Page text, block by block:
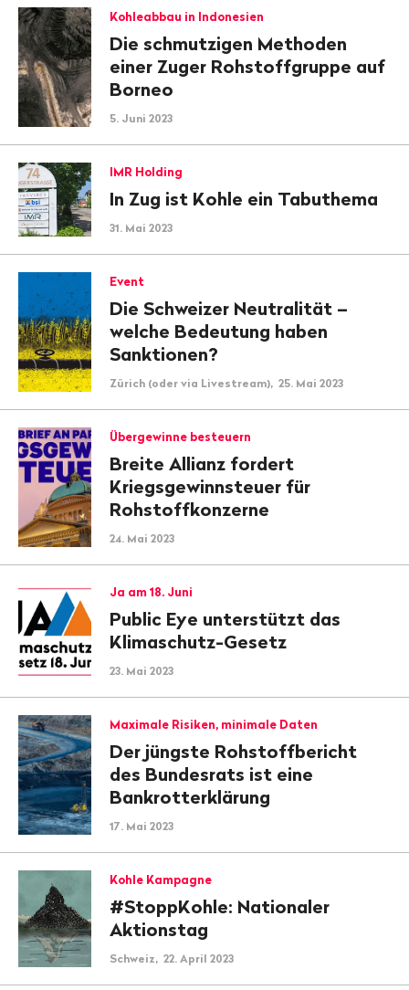
Kohleabbau in Indonesien
Die schmutzigen Methoden
einer Zuger Rohstoffgruppe auf
Borneo
5. Juni 2023
IMR Holding
In Zug ist Kohle ein Tabuthema
31. Mai 2023
Event
Die Schweizer Neutralität –
welche Bedeutung haben
Sanktionen?
Zürich (oder via Livestream), 25. Mai 2023
Übergewinne besteuern
Breite Allianz fordert
Kriegsgewinnsteuer für
Rohstoffkonzerne
24. Mai 2023
Ja am 18. Juni
Public Eye unterstützt das
Klimaschutz-Gesetz
23. Mai 2023
Maximale Risiken, minimale Daten
Der jüngste Rohstoffbericht
des Bundesrats ist eine
Bankrotterklärung
17. Mai 2023
Kohle Kampagne
#StoppKohle: Nationaler
Aktionstag
Schweiz, 22. April 2023